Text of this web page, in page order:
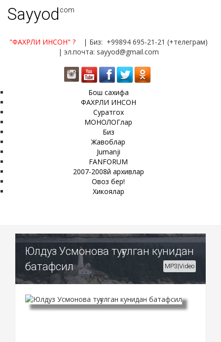
Sayyod.com
"ФАХРЛИ ИНСОН" ?
| Биз: +99894 695-21-21 (+телеграм)
| эл.почта: sayyod@gmail.com
Бош сахифа
ФАХРЛИ ИНСОН
Суратгох
МОНОЛОГлар
Биз
Жавоблар
Jumanji
FANFORUM
2007-2008й архивлар
Овоз бер!
Хикоялар
Юлдуз Усмонова туғулган кунидан
батафсил
MP3|Video